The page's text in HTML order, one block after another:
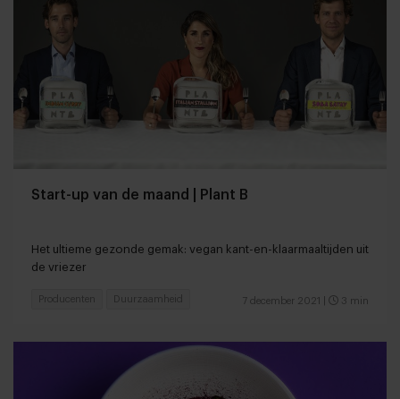
Start-up van de maand | Plant B
Het ultieme gezonde gemak: vegan kant-en-klaarmaaltijden uit
de vriezer
7 december 2021 3 min
Producenten Duurzaamheid